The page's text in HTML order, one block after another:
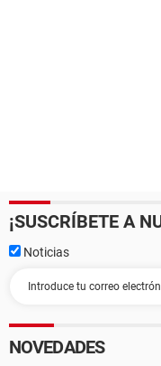
¡SUSCRÍBETE A
Noticias
NOVEDADES